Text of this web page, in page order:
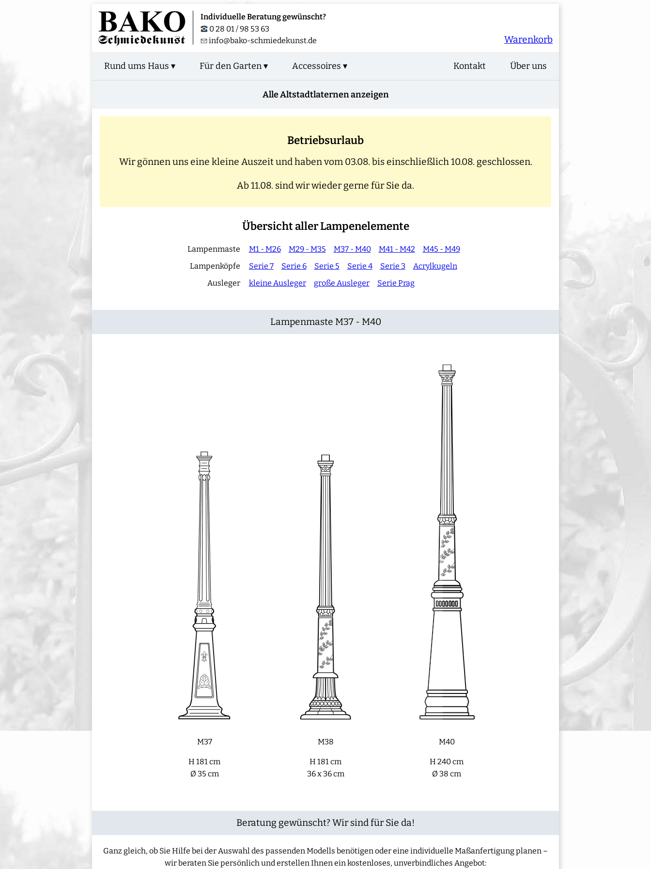
Individuelle Beratung gewünscht?
0 28 01 / 98 53 63
info@bako-schmiedekunst.de
Warenkorb
Rund ums Haus ▾ Für den Garten ▾ Accessoires ▾ Über uns
Kontakt
Alle Altstadtlaternen anzeigen
Betriebsurlaub
Wir gönnen uns eine kleine Auszeit und haben vom 03.08. bis einschließlich 10.08. geschlossen.
Ab 11.08. sind wir wieder gerne für Sie da.
Übersicht aller Lampenelemente
Lampenmaste M1 - M26 M29 - M35 M37 - M40 M41 - M42
M45 - M49
Lampenköpfe
Serie 7 Serie 6 Serie 5 Serie 4 Serie 3
Acrylkugeln
Ausleger
kleine Ausleger große Ausleger Serie Prag
Lampenmaste M37 - M40
M37
H 181 cm
Ø 35 cm
M38
H 181 cm
36 x 36 cm
M40
H 240 cm
Ø 38 cm
Beratung gewünscht? Wir sind für Sie da!
Ganz gleich, ob Sie Hilfe bei der Auswahl des passenden Modells benötigen oder eine individuelle Maßanfertigung planen –
wir beraten Sie persönlich und erstellen Ihnen ein kostenloses, unverbindliches Angebot: